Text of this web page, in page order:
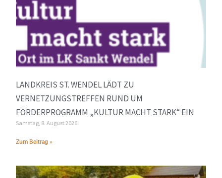
LANDKREIS ST. WENDEL LÄDT ZU
VERNETZUNGSTREFFEN RUND UM
FÖRDERPROGRAMM „KULTUR MACHT STARK“ EIN
Samstag, 8. August 2026
Zum Beitrag »